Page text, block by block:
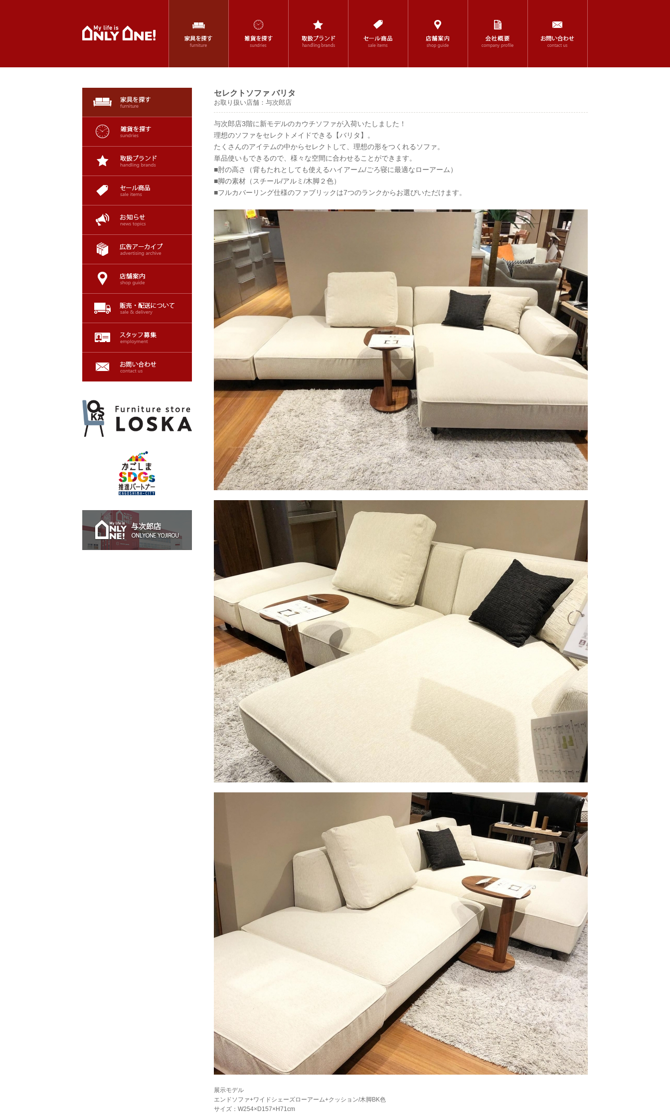
セレクトソファ バリタ
お取り扱い店舗： 与次郎店
与次郎店3階に新モデルのカウチソファが入荷いたしました！
理想のソファをセレクトメイドできる【バリタ】。
たくさんのアイテムの中からセレクトして、理想の形をつくれるソファ。
単品使いもできるので、様々な空間に合わせることができます。
■肘の高さ（背もたれとしても使えるハイアーム/ごろ寝に最適なローアーム）
■脚の素材（スチール/アルミ/木脚２色）
■フルカバーリング仕様のファブリックは7つのランクからお選びいただけます。
展示モデル
エンドソファ+ワイドシェーズローアーム+クッション/木脚BK色
サイズ：W254×D157×H71cm
与次郎店 ONLYONE YOJIROU